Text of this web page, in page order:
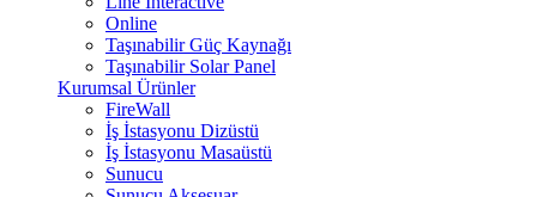
Online
Taşınabilir Güç Kaynağı
Taşınabilir Solar Panel
Kurumsal Ürünler
FireWall
İş İstasyonu Dizüstü
İş İstasyonu Masaüstü
Sunucu